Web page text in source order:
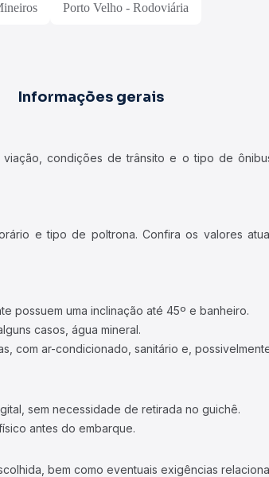
Porto Velho - Rodoviária
Informações gerais
condições de trânsito e o tipo de
e tipo de poltrona. Confira os valores
possuem uma inclinação até 45º e banheiro.
casos, água mineral.
com ar-condicionado, sanitário e,
sem necessidade de retirada no guichê.
antes do embarque.
bem como eventuais exigências